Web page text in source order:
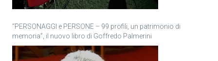
“PERSONAGGI e PERSONE – 99 profili, un patrimonio di
memoria”, il nuovo libro di Goffredo Palmerini